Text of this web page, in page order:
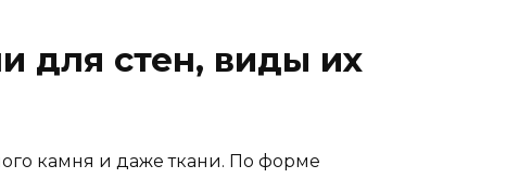
для стен, виды их
камня и даже ткани. По форме